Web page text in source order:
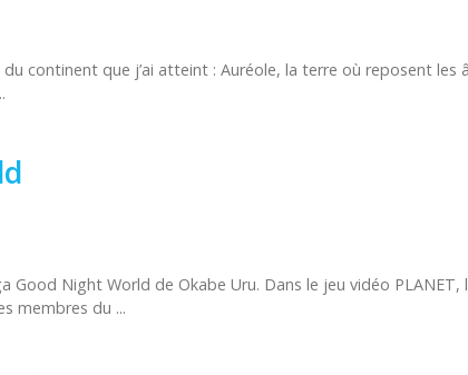
continent que j’ai atteint : Auréole, la terre où reposent les
Good Night World de Okabe Uru. Dans le jeu vidéo PLANET,
membres du ...